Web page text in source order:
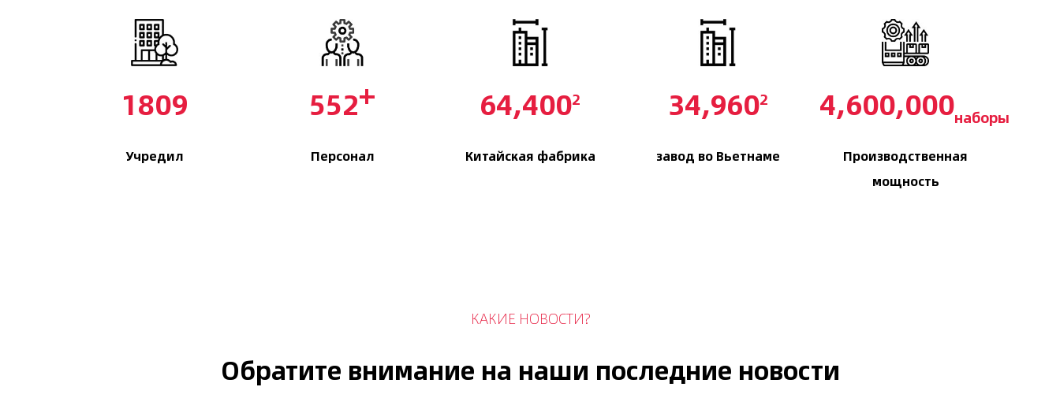
1967
Учредил
600+
Персонал
70,0002
Китайская фабрика
38,0002
завод во Вьетнаме
5,000,000наборы
Производственная
мощность
КАКИЕ НОВОСТИ?
Обратите внимание на наши последние новости